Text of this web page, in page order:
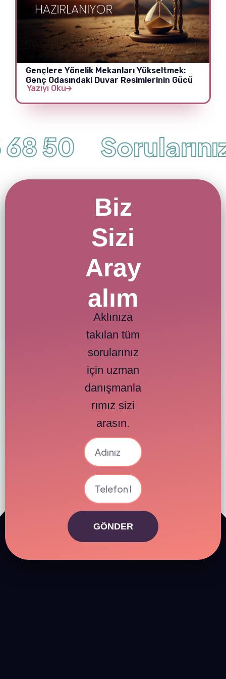
Gençlere Yönelik Mekanları Yükseltmek:
Genç Odasındaki Duvar Resimlerinin Gücü
Yazıyı Oku
50 Sorularınız
Biz
Sizi
Aray
alım
Aklınıza
takılan tüm
sorularınız
için uzman
danışmanla
rımız sizi
arasın.
GÖNDER